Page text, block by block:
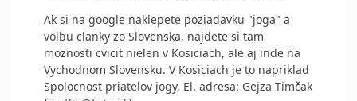
Ak si na google naklepete poziadavku "joga" a
volbu clanky zo Slovenska, najdete si tam
moznosti cvicit nielen v Kosiciach, ale aj inde na
Vychodnom Slovensku. V Kosiciach je to napriklad
Spolocnost priatelov jogy, El. adresa: Gejza Timčak